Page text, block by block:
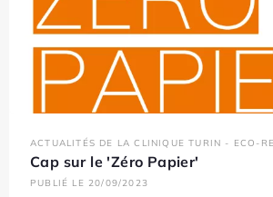
ACTUALITÉS DE LA CLINIQUE TURIN - ECO-
Cap sur le 'Zéro Papier'
PUBLIÉ LE 20/09/2023